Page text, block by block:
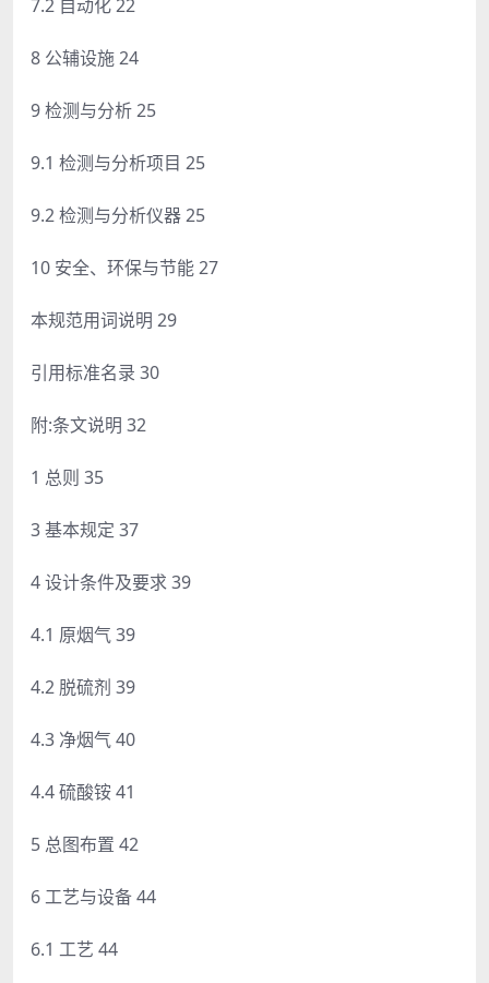
7.2 自动化 22
8 公辅设施 24
9 检测与分析 25
9.1 检测与分析项目 25
9.2 检测与分析仪器 25
10 安全、环保与节能 27
本规范用词说明 29
引用标准名录 30
附:条文说明 32
1 总则 35
3 基本规定 37
4 设计条件及要求 39
4.1 原烟气 39
4.2 脱硫剂 39
4.3 净烟气 40
4.4 硫酸铵 41
5 总图布置 42
6 工艺与设备 44
6.1 工艺 44